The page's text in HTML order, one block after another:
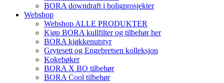
BORA downdraft i boligprosjekter
Webshop
Webshop ALLE PRODUKTER
Kjøp BORA kullfilter og tilbehør her
BORA kjøkkenutstyr
Grytesett og Engebretsen kolleksjon
Kokebøker
BORA X BO tilbehør
BORA Cool tilbehør